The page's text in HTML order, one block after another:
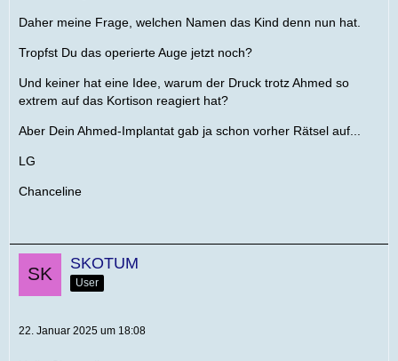
Daher meine Frage, welchen Namen das Kind denn nun hat.
Tropfst Du das operierte Auge jetzt noch?
Und keiner hat eine Idee, warum der Druck trotz Ahmed so
extrem auf das Kortison reagiert hat?
Aber Dein Ahmed-Implantat gab ja schon vorher Rätsel auf...
LG
Chanceline
SKOTUM
User
22. Januar 2025 um 18:08